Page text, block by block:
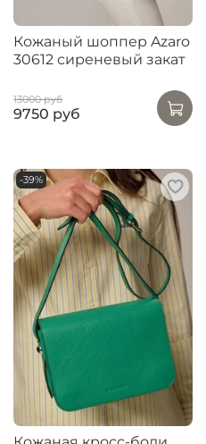
Кожаный шоппер Azaro
30612 сиреневый закат
13000 руб
9750 руб
-39%